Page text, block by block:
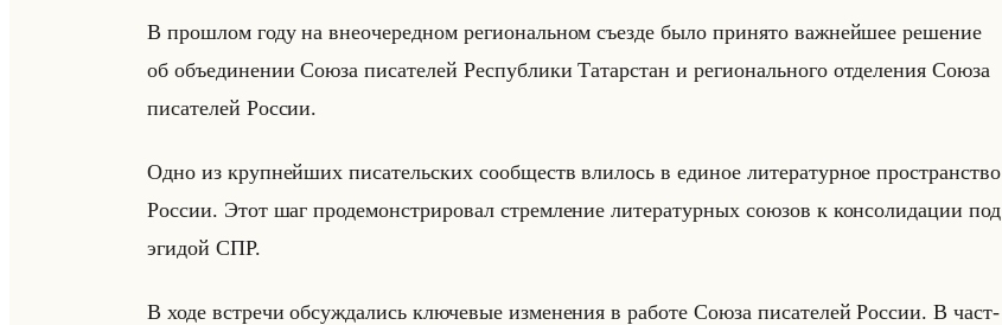
В про­шлом году на вне­оче­ред­ном ре­ги­ональном съез­де было при­ня­то важ­нейшее ре­ше­ние
об объеди­не­нии Союза пи­са­те­лей Рес­пуб­ли­ки Та­тар­стан и ре­ги­онально­го от­де­ле­ния Союза
пи­са­те­лей Рос­сии.
Одно из круп­нейших пи­са­тельских со­об­ществ вли­лось в еди­ное ли­те­ра­тур­ное про­стран­ство
Рос­сии. Этот шаг про­де­мон­стри­ро­вал стрем­ле­ние ли­те­ра­тур­ных со­юзов к кон­со­ли­да­ции под
эги­дой СПР.
В ходе встре­чи об­суж­да­лись клю­че­вые из­ме­не­ния в ра­бо­те Союза пи­са­те­лей Рос­сии. В част­